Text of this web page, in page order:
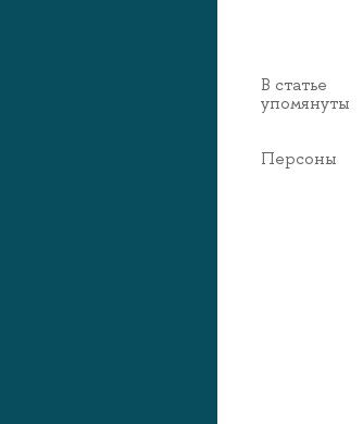
В статье
упомянуты
Персоны